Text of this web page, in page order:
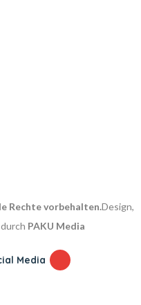
Rechte vorbehalten.Design,
PAKU Media
Media